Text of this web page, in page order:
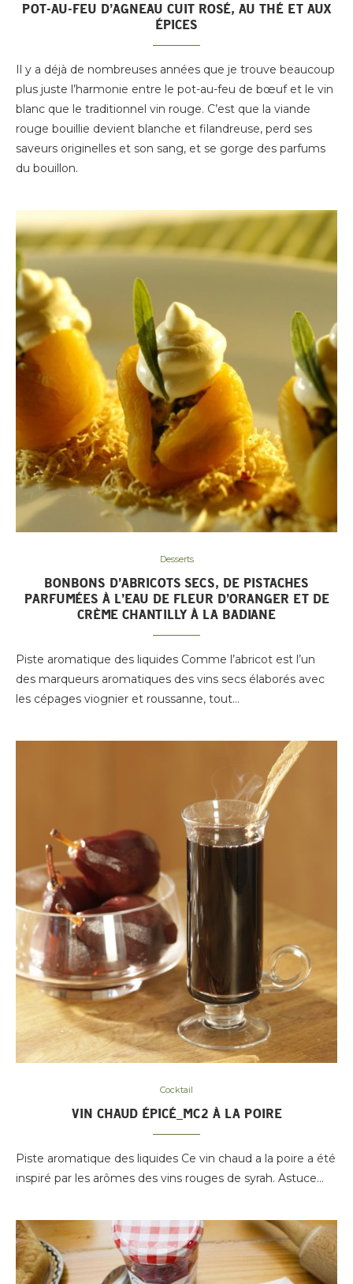
POT-AU-FEU D’AGNEAU CUIT ROSÉ, AU THÉ ET AUX
ÉPICES
Il y a déjà de nombreuses années que je trouve beaucoup
plus juste l’harmonie entre le pot-au-feu de bœuf et le vin
blanc que le traditionnel vin rouge. C’est que la viande
rouge bouillie devient blanche et filandreuse, perd ses
saveurs originelles et son sang, et se gorge des parfums
du bouillon.
Desserts
BONBONS D’ABRICOTS SECS, DE PISTACHES
PARFUMÉES À L’EAU DE FLEUR D’ORANGER ET DE
CRÈME CHANTILLY À LA BADIANE
Piste aromatique des liquides Comme l’abricot est l’un
des marqueurs aromatiques des vins secs élaborés avec
les cépages viognier et roussanne, tout…
Cocktail
VIN CHAUD ÉPICÉ_MC2 À LA POIRE
Piste aromatique des liquides Ce vin chaud a la poire a été
inspiré par les arômes des vins rouges de syrah. Astuce…